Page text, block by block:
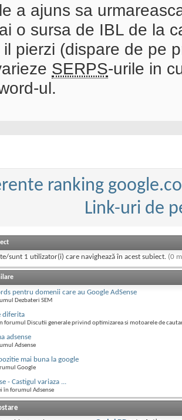
a ajuns sa
o sursa de IBL de la
il pierzi (dispare de pe
SERPS-urile in
ul.
ranking
Link-uri de
sunt 1 utilizator(i) care navighează în acest subiect. (0
pentru domenii care au Google AdSense
Dezbateri SEM
diferita
forumul Discutii generale privind optimizarea si motoarele de
adsense
Adsense
mai buna la google
Google
- Castigul variaza ...
în forumul Adsense